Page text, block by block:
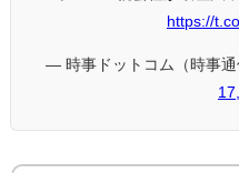
https://
— 時事ドットコム（時事